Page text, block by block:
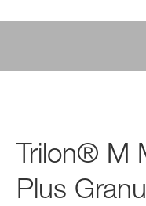
Trilon® M
Plus